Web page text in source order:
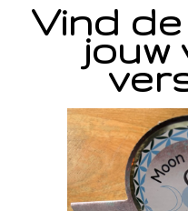
Vind
jouw